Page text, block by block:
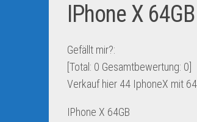
IPhone X
Gefällt mir?:
[Total: 0 Gesamtbewertung: 0
Verkauf hier 44 IphoneX mit
IPhone X 64GB